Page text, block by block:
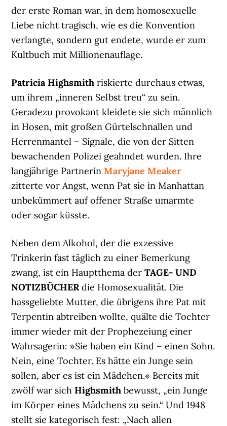
der erste Roman war, in dem homosexuelle
Liebe nicht tragisch, wie es die Konvention
verlangte, sondern gut endete, wurde er zum
Kultbuch mit Millionenauflage.
Patricia Highsmith riskierte durchaus etwas,
um ihrem „inneren Selbst treu“ zu sein.
Geradezu provokant kleidete sie sich männlich
in Hosen, mit großen Gürtelschnallen und
Herrenmantel – Signale, die von der Sitten
bewachenden Polizei geahndet wurden. Ihre
langjährige PartnerinMaryjane Meaker
zitterte vor Angst, wenn Pat sie in Manhattan
unbekümmert auf offener Straße umarmte
oder sogar küsste.
Neben dem Alkohol, der die exzessive
Trinkerin fast täglich zu einer Bemerkung
zwang, ist ein Hauptthema derTAGE- UND
NOTIZBÜCHERdie Homosexualität. Die
hassgeliebte Mutter, die übrigens ihre Pat mit
Terpentin abtreiben wollte, quälte die Tochter
immer wieder mit der Prophezeiung einer
Wahrsagerin: »Sie haben ein Kind – einen Sohn.
Nein, eine Tochter. Es hätte ein Junge sein
sollen, aber es ist ein Mädchen.« Bereits mit
zwölf war sichHighsmith bewusst, „ein Junge
im Körper eines Mädchens zu sein.“ Und 1948
stellt sie kategorisch fest: „Nach allen